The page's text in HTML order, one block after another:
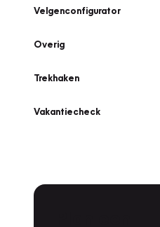
Velgenconfigurator
Overig
Trekhaken
Vakantiecheck